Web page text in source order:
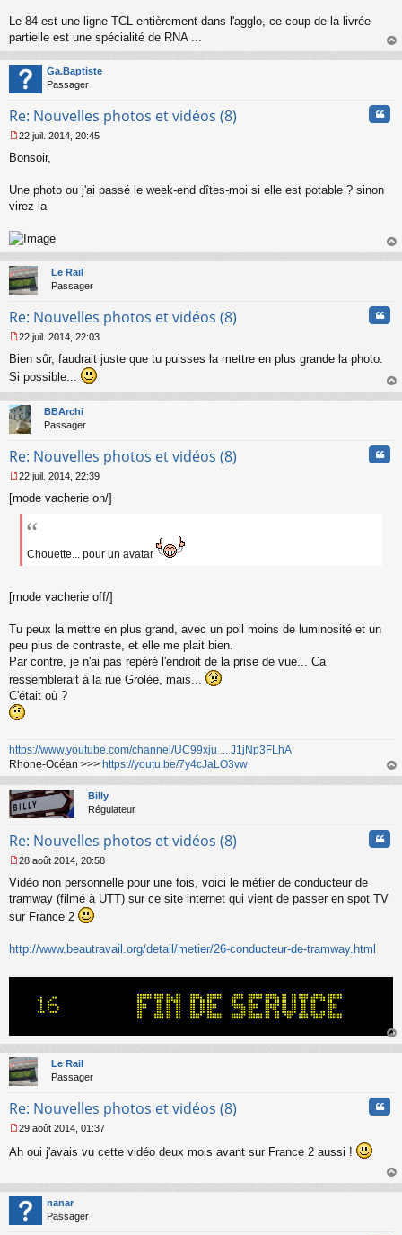
l
u
Le 84 est une ligne TCL entièrement dans l'agglo, ce coup de la livrée
partielle est une spécialité de RNA ...
au
Ga.Baptiste
Passager
Re: Nouvelles photos et vidéos (8)
e
s
g
n
o
n
l
u
22 juil. 2014, 20:45
Bonsoir,
Une photo ou j'ai passé le week-end dîtes-moi si elle est potable ? sinon
virez la
au
Le Rail
Passager
Re: Nouvelles photos et vidéos (8)
e
s
s
a
g
e
o
l
u
22 juil. 2014, 22:03
Bien sûr, faudrait juste que tu puisses la mettre en plus grande la photo.
Si possible...
au
BBArchi
Passager
Re: Nouvelles photos et vidéos (8)
e
s
e
o
u
22 juil. 2014, 22:39
[mode vacherie on/]
Chouette... pour un avatar
[mode vacherie off/]
Tu peux la mettre en plus grand, avec un poil moins de luminosité et un
peu plus de contraste, et elle me plait bien.
Par contre, je n'ai pas repéré l'endroit de la prise de vue... Ca
ressemblerait à la rue Grolée, mais...
C'était où ?
https://www.youtube.com/channel/UC99xju ... J1jNp3FLhA
Rhone-Océan >>> https://youtu.be/7y4cJaLO3vw
au
Billy
Régulateur
Re: Nouvelles photos et vidéos (8)
e
s
a
e
o
28 août 2014, 20:58
Vidéo non personnelle pour une fois, voici le métier de conducteur de
tramway (filmé à UTT) sur ce site internet qui vient de passer en spot TV
sur France 2
http://www.beautravail.org/detail/metier/26-conducteur-de-tramway.html
au
Le Rail
Passager
Re: Nouvelles photos et vidéos (8)
e
a
g
e
29 août 2014, 01:37
Ah oui j'avais vu cette vidéo deux mois avant sur France 2 aussi !
au
nanar
Passager